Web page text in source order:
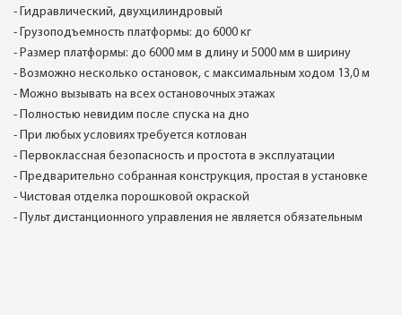
- Гидравлический, двухцилиндровый
- Грузоподъемность платформы: до 6000 кг
- Размер платформы: до 6000 мм в длину и 5000 мм в ширину
- Возможно несколько остановок, с максимальным ходом 13,0 м
- Можно вызывать на всех остановочных этажах
- Полностью невидим после спуска на дно
- При любых условиях требуется котлован
- Первоклассная безопасность и простота в эксплуатации
- Предварительно собранная конструкция, простая в установке
- Чистовая отделка порошковой окраской
- Пульт дистанционного управления не является обязательным